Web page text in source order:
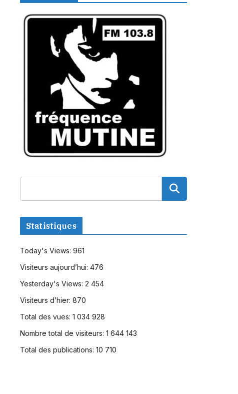
Statistiques
Today's Views: 961
Visiteurs aujourd’hui: 476
Yesterday's Views: 2 454
Visiteurs d’hier: 870
Total des vues: 1 034 928
Nombre total de visiteurs: 1 644 143
Total des publications: 10 710